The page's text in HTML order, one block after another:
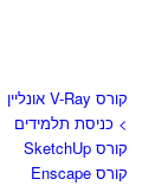
קורס V-Ray אונליין
> כניסת תלמידים
קורס SketchUp
קורס Enscape